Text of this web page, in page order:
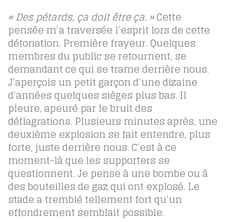
« Des pétards, ça doit être ça. »Cette
pensée m’a traversée l’esprit lors de cette
détonation. Première frayeur. Quelques
membres du public se retournent, se
demandant ce qui se trame derrière nous.
J’aperçois un petit garçon d’une dizaine
d’années quelques sièges plus bas. Il
pleure, apeuré par le bruit des
déflagrations. Plusieurs minutes après, une
deuxième explosion se fait entendre, plus
forte, juste derrière nous. C’est à ce
moment-là que les supporters se
questionnent. Je pense à une bombe ou à
des bouteilles de gaz qui ont explosé. Le
stade a tremblé tellement fort qu’un
effondrement semblait possible.